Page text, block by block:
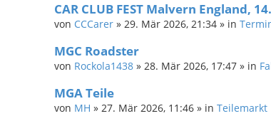
CAR CLUB FEST Malvern England,
von CCCarer » 29. Mär 2026, 21:34 » in
MGC Roadster
von Rockola1438 » 28. Mär 2026, 17:47 » in
MGA Teile
von MH » 27. Mär 2026, 11:46 » in Teilemarkt